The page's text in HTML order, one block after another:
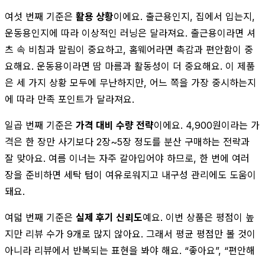
여섯 번째 기준은 활용 상황이에요. 출근용인지, 집에서 입는지,
운동용인지에 따라 이상적인 러닝은 달라져요. 출근용이라면 셔
츠 속 비침과 말림이 중요하고, 홈웨어라면 촉감과 편안함이 중
요해요. 운동용이라면 땀 마름과 활동성이 더 중요해요. 이 제품
은 세 가지 상황 모두에 무난하지만, 어느 쪽을 가장 중시하는지
에 따라 만족 포인트가 달라져요.
일곱 번째 기준은 가격 대비 수량 전략이에요. 4,900원이라는 가
격은 한 장만 사기보다 2장~5장 정도를 분산 구매하는 전략과
잘 맞아요. 여름 이너는 자주 갈아입어야 하므로, 한 번에 여러
장을 준비하면 세탁 텀이 여유로워지고 내구성 관리에도 도움이
돼요.
여덟 번째 기준은 실제 후기 신뢰도예요. 이번 상품은 평점이 높
지만 리뷰 수가 9개로 많지 않아요. 그래서 평균 평점만 볼 것이
아니라 리뷰에서 반복되는 표현을 봐야 해요. “좋아요”, “편안해